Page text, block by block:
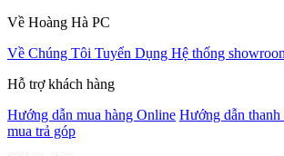
Về Hoàng Hà PC
Về Chúng Tôi Tuyển Dụng Hệ thống
Hỗ trợ khách hàng
Hướng dẫn mua hàng Online Hướng dẫn thanh
mua trả góp